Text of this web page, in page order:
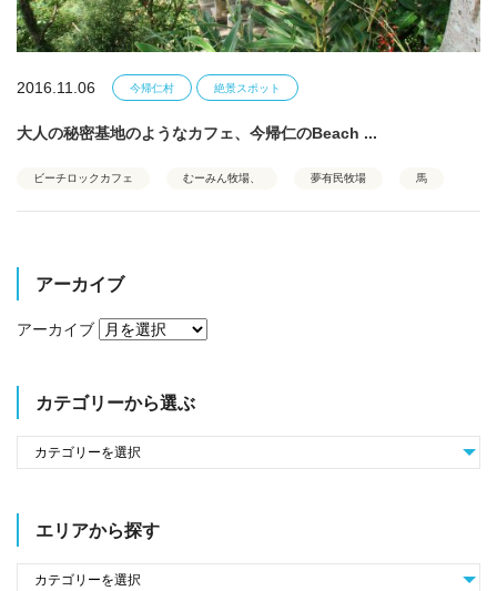
2016.11.06 今帰仁村 絶景スポット
大人の秘密基地のようなカフェ、今帰仁のBeach ...
ビーチロックカフェ むーみん牧場、 夢有民牧場 馬
アーカイブ
アーカイブ
カテゴリーから選ぶ
エリアから探す